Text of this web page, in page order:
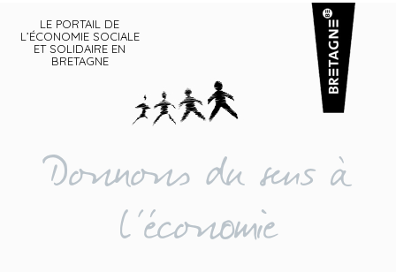
LE PORTAIL DE
L’ÉCONOMIE SOCIALE
ET SOLIDAIRE EN
BRETAGNE
Donnons du sens à
l'économie